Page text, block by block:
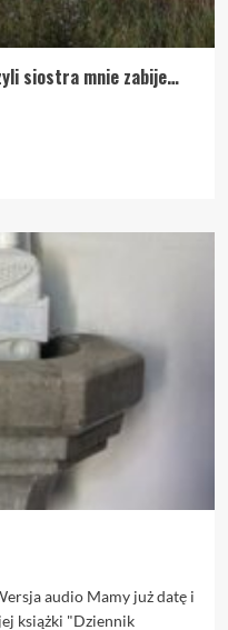
siostra mnie zabije…
audio Mamy już datę i
książki "Dziennik